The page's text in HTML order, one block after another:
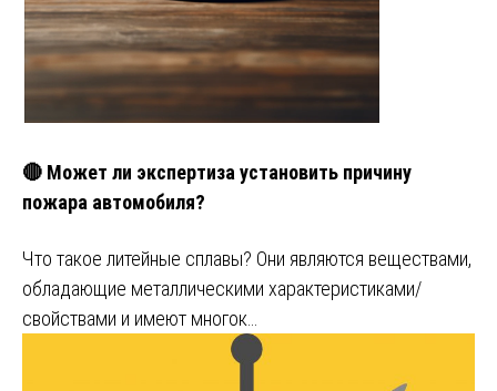
🔴 Может ли экспертиза установить причину
пожара автомобиля?
Что такое литейные сплавы? Они являются веществами,
обладающие металлическими характеристиками/
свойствами и имеют многок…